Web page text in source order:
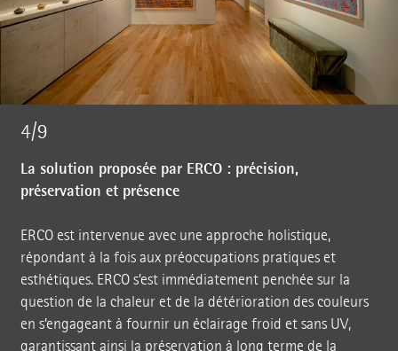
4/9
La solution proposée par ERCO : précision,
préservation et présence
ERCO est intervenue avec une approche holistique,
répondant à la fois aux préoccupations pratiques et
esthétiques. ERCO s’est immédiatement penchée sur la
question de la chaleur et de la détérioration des couleurs
en s’engageant à fournir un éclairage froid et sans UV,
garantissant ainsi la préservation à long terme de la